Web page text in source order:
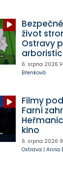
život
Ostravy
6. srpna 2026
Břenková
Filmy
Farní
kino
6. srpna 2026
Ostrava | Anna